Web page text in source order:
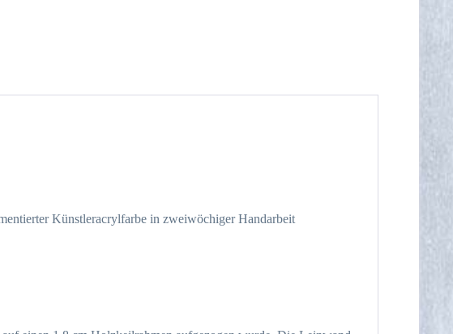
Künstleracrylfarbe in zweiwöchiger Handarbeit